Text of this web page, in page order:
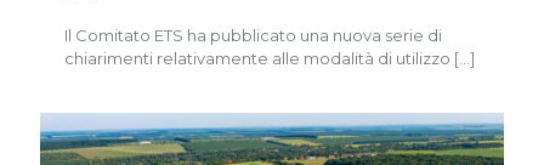
Il Comitato ETS ha pubblicato una nuova serie di
chiarimenti relativamente alle modalità di utilizzo […]